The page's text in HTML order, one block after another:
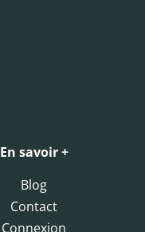
En savoir +
Blog
Contact
Connexion